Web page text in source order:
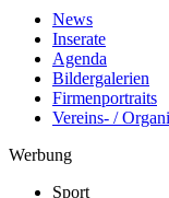
News
Inserate
Agenda
Bildergalerien
Firmenportraits
Vereins- /
Werbung
Sport